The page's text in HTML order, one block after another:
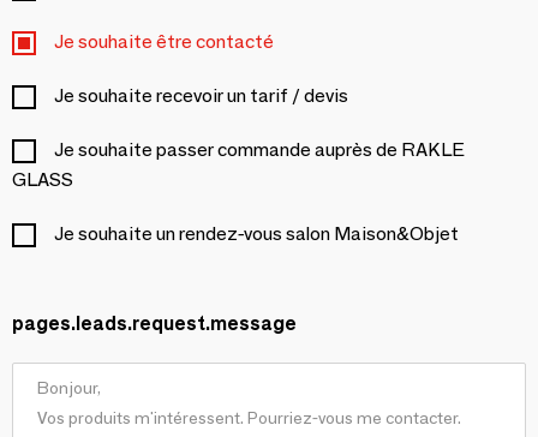
Je souhaite être contacté
Je souhaite recevoir un tarif / devis
Je souhaite passer commande auprès de RAKLE
GLASS
Je souhaite un rendez-vous salon Maison&Objet
pages.leads.request.message